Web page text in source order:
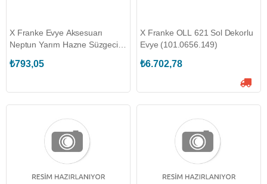
X Franke Evye Aksesuarı
Neptun Yarım Hazne Süzgeci
₺793,05
X Franke OLL 621 Sol Dekorlu
Evye (101.0656.149)
₺6.702,78